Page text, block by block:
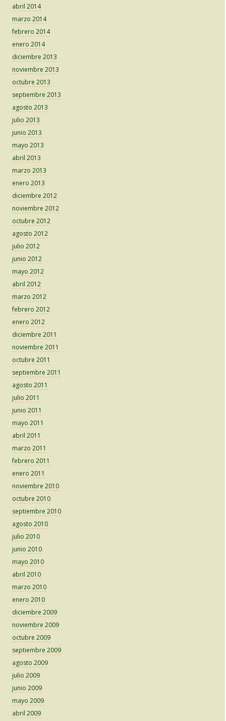
abril 2014
marzo 2014
febrero 2014
enero 2014
diciembre 2013
noviembre 2013
octubre 2013
septiembre 2013
agosto 2013
julio 2013
junio 2013
mayo 2013
abril 2013
marzo 2013
enero 2013
diciembre 2012
noviembre 2012
octubre 2012
agosto 2012
julio 2012
junio 2012
mayo 2012
abril 2012
marzo 2012
febrero 2012
enero 2012
diciembre 2011
noviembre 2011
octubre 2011
septiembre 2011
agosto 2011
julio 2011
junio 2011
mayo 2011
abril 2011
marzo 2011
febrero 2011
enero 2011
noviembre 2010
octubre 2010
septiembre 2010
agosto 2010
julio 2010
junio 2010
mayo 2010
abril 2010
marzo 2010
enero 2010
diciembre 2009
noviembre 2009
octubre 2009
septiembre 2009
agosto 2009
julio 2009
junio 2009
mayo 2009
abril 2009